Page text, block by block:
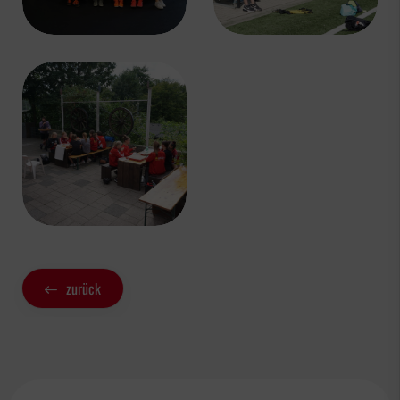
zurück
U9-1 JG 2016
U9-2 JG 2016
U8-1 JG 2017
U8-2 JG 2017
U7-1 JG 2018
U6-1 JG 2019
U17-Juniorinnen JG 2006/07